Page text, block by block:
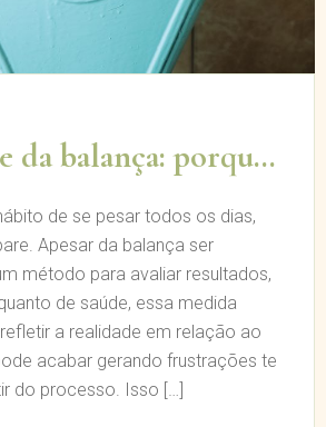
Desapegue da balança: porque você não deve ficar se pesando todos os dias
de se pesar todos os dias,
Apesar da balança ser
método para avaliar resultados,
de saúde, essa medida
a realidade em relação ao
acabar gerando frustrações te
do processo. Isso […]